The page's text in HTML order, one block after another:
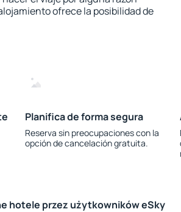
ofrece la posibilidad de
Planifica de forma segura
Reserva sin preocupaciones con la
opción de cancelación gratuita.
hotele przez użytkowników eSky